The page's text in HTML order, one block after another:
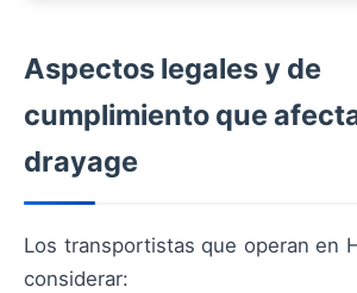
Aspectos legales y de
cumplimiento que
drayage
Los transportistas que operan en
considerar: